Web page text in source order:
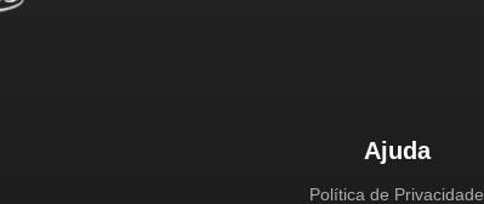
Ajuda
Política de Privacidade